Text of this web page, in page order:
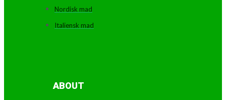
Nordisk mad
Italiensk mad
ABOUT